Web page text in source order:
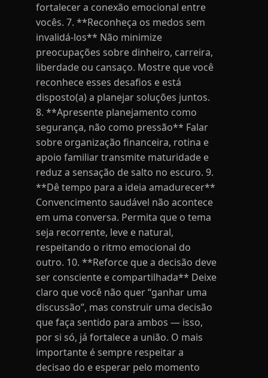
fortalecer a conexão emocional entre
vocês. 7. **Reconheça os medos sem
invalidá-los** Não minimize
preocupações sobre dinheiro, carreira,
liberdade ou cansaço. Mostre que você
reconhece esses desafios e está
disposto(a) a planejar soluções juntos.
8. **Apresente planejamento como
segurança, não como pressão** Falar
sobre organização financeira, rotina e
apoio familiar transmite maturidade e
reduz a sensação de salto no escuro. 9.
**Dê tempo para a ideia amadurecer**
Convencimento saudável não acontece
em uma conversa. Permita que o tema
seja recorrente, leve e natural,
respeitando o ritmo emocional do
outro. 10. **Reforce que a decisão deve
ser consciente e compartilhada** Deixe
claro que você não quer “ganhar uma
discussão”, mas construir uma decisão
que faça sentido para ambos — isso,
por si só, já fortalece a união. O mais
importante é sempre respeitar a
decisao do e esperar pelo momento